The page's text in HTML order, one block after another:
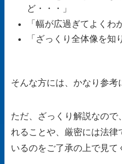
ど・・・」
「幅が広過ぎてよくわ
「ざっくり全体像を知
そんな方には、かなり参考
ただ、 ざっくり解説なので
れることや、厳密には法律
いるのをご了承の上で見て